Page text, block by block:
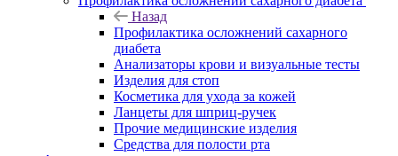
Назад
Профилактика осложнений сахарного
диабета
Анализаторы крови и визуальные тесты
Изделия для стоп
Косметика для ухода за кожей
Ланцеты для шприц-ручек
Прочие медицинские изделия
Средства для полости рта